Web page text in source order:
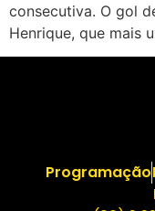
consecutiva. O gol
Henrique, que mais
Programação